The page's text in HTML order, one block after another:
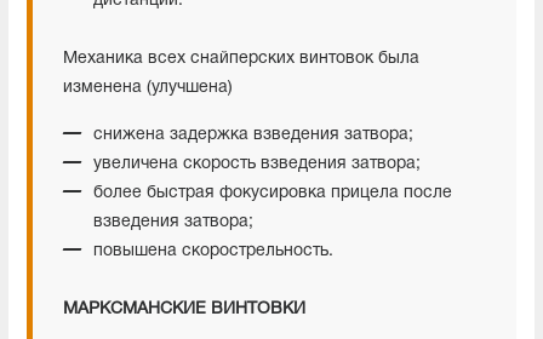
Механика всех снайперских винтовок была
изменена (улучшена)
снижена задержка взведения затвора;
увеличена скорость взведения затвора;
более быстрая фокусировка прицела после
взведения затвора;
повышена скорострельность.
МАРКСМАНСКИЕ ВИНТОВКИ